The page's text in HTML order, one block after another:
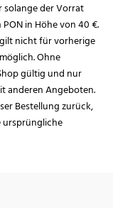
solange der Vorrat
in Höhe von 40 €.
nicht für vorherige
Ohne
gültig und nur
anderen Angeboten.
Bestellung zurück,
ursprüngliche